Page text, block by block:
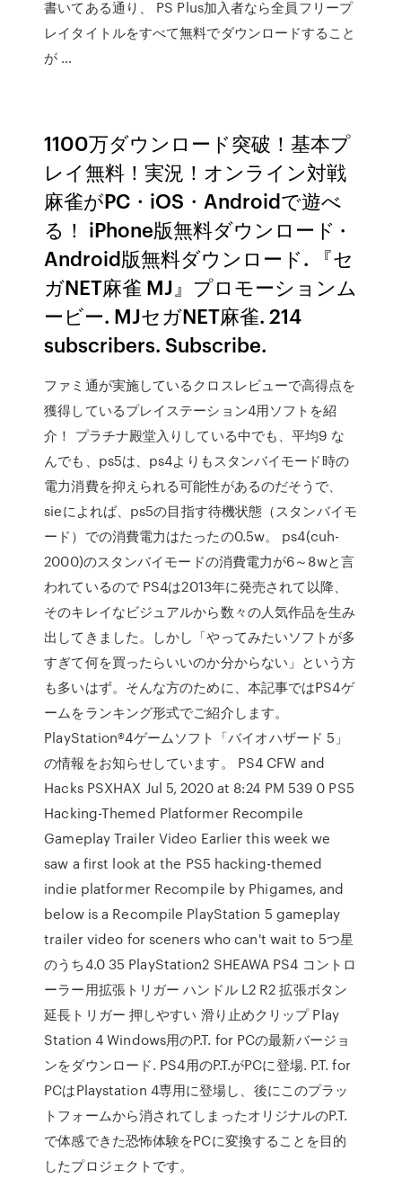
書いてある通り、 PS Plus加入者なら全員フリープ
レイタイトルをすべて無料でダウンロードすること
が …
1100万ダウンロード突破！基本プ
レイ無料！実況！オンライン対戦
麻雀がPC・iOS・Androidで遊べ
る！ iPhone版無料ダウンロード ·
Android版無料ダウンロード. 『セ
ガNET麻雀 MJ』プロモーションム
ービー. MJセガNET麻雀. 214
subscribers. Subscribe.
ファミ通が実施しているクロスレビューで高得点を
獲得しているプレイステーション4用ソフトを紹
介！ プラチナ殿堂入りしている中でも、平均9 な
んでも、ps5は、ps4よりもスタンバイモード時の
電力消費を抑えられる可能性があるのだそうで、
sieによれば、ps5の目指す待機状態（スタンバイモ
ード）での消費電力はたったの0.5w。 ps4(cuh-
2000)のスタンバイモードの消費電力が6～8wと言
われているので PS4は2013年に発売されて以降、
そのキレイなビジュアルから数々の人気作品を生み
出してきました。しかし「やってみたいソフトが多
すぎて何を買ったらいいのか分からない」という方
も多いはず。そんな方のために、本記事ではPS4ゲ
ームをランキング形式でご紹介します。
PlayStation®4ゲームソフト「バイオハザード 5」
の情報をお知らせしています。 PS4 CFW and
Hacks PSXHAX Jul 5, 2020 at 8:24 PM 539 0 PS5
Hacking-Themed Platformer Recompile
Gameplay Trailer Video Earlier this week we
saw a first look at the PS5 hacking-themed
indie platformer Recompile by Phigames, and
below is a Recompile PlayStation 5 gameplay
trailer video for sceners who can't wait to 5つ星
のうち4.0 35 PlayStation2 SHEAWA PS4 コントロ
ーラー用拡張トリガー ハンドル L2 R2 拡張ボタン
延長トリガー 押しやすい 滑り止めクリップ Play
Station 4 Windows用のP.T. for PCの最新バージョ
ンをダウンロード. PS4用のP.T.がPCに登場. P.T. for
PCはPlaystation 4専用に登場し、後にこのプラッ
トフォームから消されてしまったオリジナルのP.T.
で体感できた恐怖体験をPCに変換することを目的
したプロジェクトです。